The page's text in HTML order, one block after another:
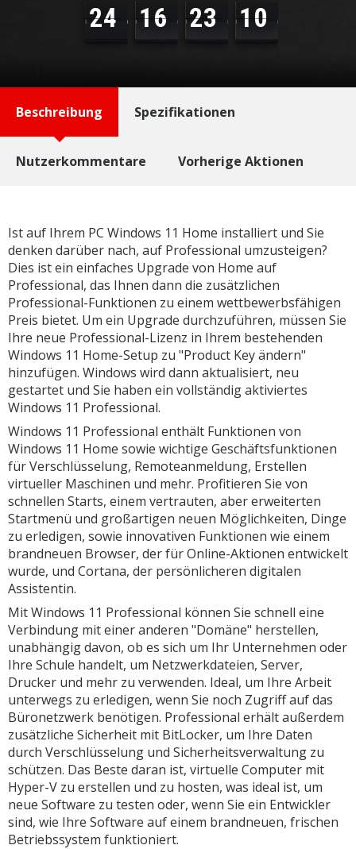
24 1 6 23 1 0
Beschreibung Spezifikationen
Nutzerkommentare Vorherige Aktionen
Ist auf Ihrem PC Windows 11 Home installiert und Sie
denken darüber nach, auf Professional umzusteigen?
Dies ist ein einfaches Upgrade von Home auf
Professional, das Ihnen dann die zusätzlichen
Professional-Funktionen zu einem wettbewerbsfähigen
Preis bietet. Um ein Upgrade durchzuführen, müssen Sie
Ihre neue Professional-Lizenz in Ihrem bestehenden
Windows 11 Home-Setup zu "Product Key ändern"
hinzufügen. Windows wird dann aktualisiert, neu
gestartet und Sie haben ein vollständig aktiviertes
Windows 11 Professional.
Windows 11 Professional enthält Funktionen von
Windows 11 Home sowie wichtige Geschäftsfunktionen
für Verschlüsselung, Remoteanmeldung, Erstellen
virtueller Maschinen und mehr. Profitieren Sie von
schnellen Starts, einem vertrauten, aber erweiterten
Startmenü und großartigen neuen Möglichkeiten, Dinge
zu erledigen, sowie innovativen Funktionen wie einem
brandneuen Browser, der für Online-Aktionen entwickelt
wurde, und Cortana, der persönlicheren digitalen
Assistentin.
Mit Windows 11 Professional können Sie schnell eine
Verbindung mit einer anderen "Domäne" herstellen,
unabhängig davon, ob es sich um Ihr Unternehmen oder
Ihre Schule handelt, um Netzwerkdateien, Server,
Drucker und mehr zu verwenden. Ideal, um Ihre Arbeit
unterwegs zu erledigen, wenn Sie noch Zugriff auf das
Büronetzwerk benötigen. Professional erhält außerdem
zusätzliche Sicherheit mit BitLocker, um Ihre Daten
durch Verschlüsselung und Sicherheitsverwaltung zu
schützen. Das Beste daran ist, virtuelle Computer mit
Hyper-V zu erstellen und zu hosten, was ideal ist, um
neue Software zu testen oder, wenn Sie ein Entwickler
sind, wie Ihre Software auf einem brandneuen, frischen
Betriebssystem funktioniert.